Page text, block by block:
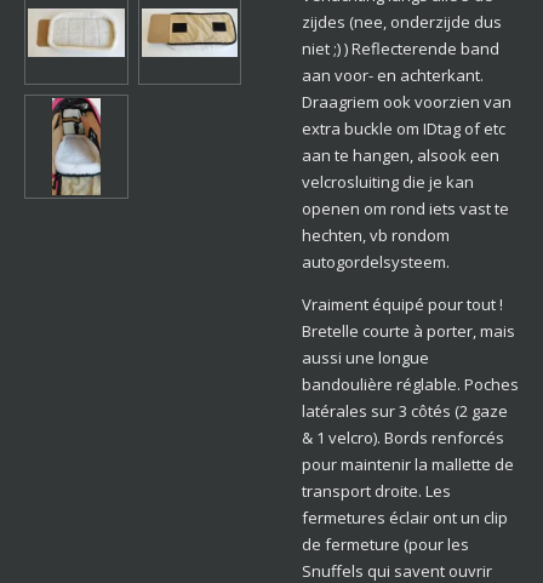
zijdes (nee, onderzijde dus
niet ;) ) Reflecterende band
aan voor- en achterkant.
Draagriem ook voorzien van
extra buckle om IDtag of etc
aan te hangen, alsook een
velcrosluiting die je kan
openen om rond iets vast te
hechten, vb rondom
autogordelsysteem.
Vraiment équipé pour tout !
Bretelle courte à porter, mais
aussi une longue
bandoulière réglable. Poches
latérales sur 3 côtés (2 gaze
& 1 velcro). Bords renforcés
pour maintenir la mallette de
transport droite. Les
fermetures éclair ont un clip
de fermeture (pour les
Snuffels qui savent ouvrir